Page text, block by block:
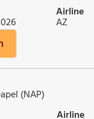
Airline
AZ
(NAP)
Airline